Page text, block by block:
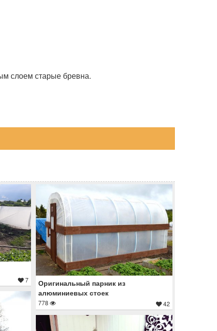
слоем старые бревна.
7
Оригинальный парник из
алюминиевых стоек
778 42